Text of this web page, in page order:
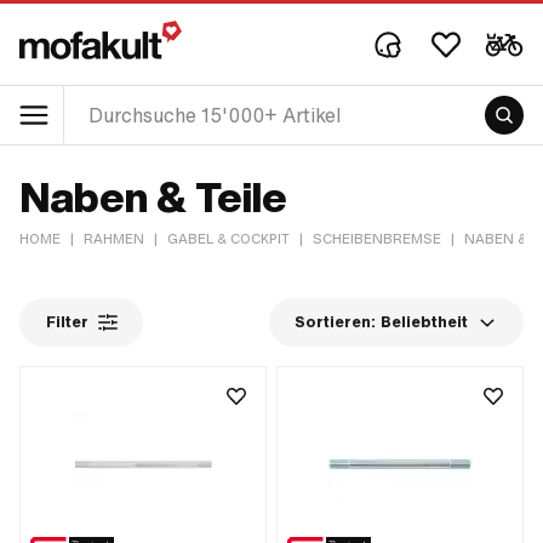
Naben & Teile
HOME | RAHMEN | GABEL & COCKPIT | SCHEIBENBREMSE | NABEN &
Filter Sortieren: Beliebtheit